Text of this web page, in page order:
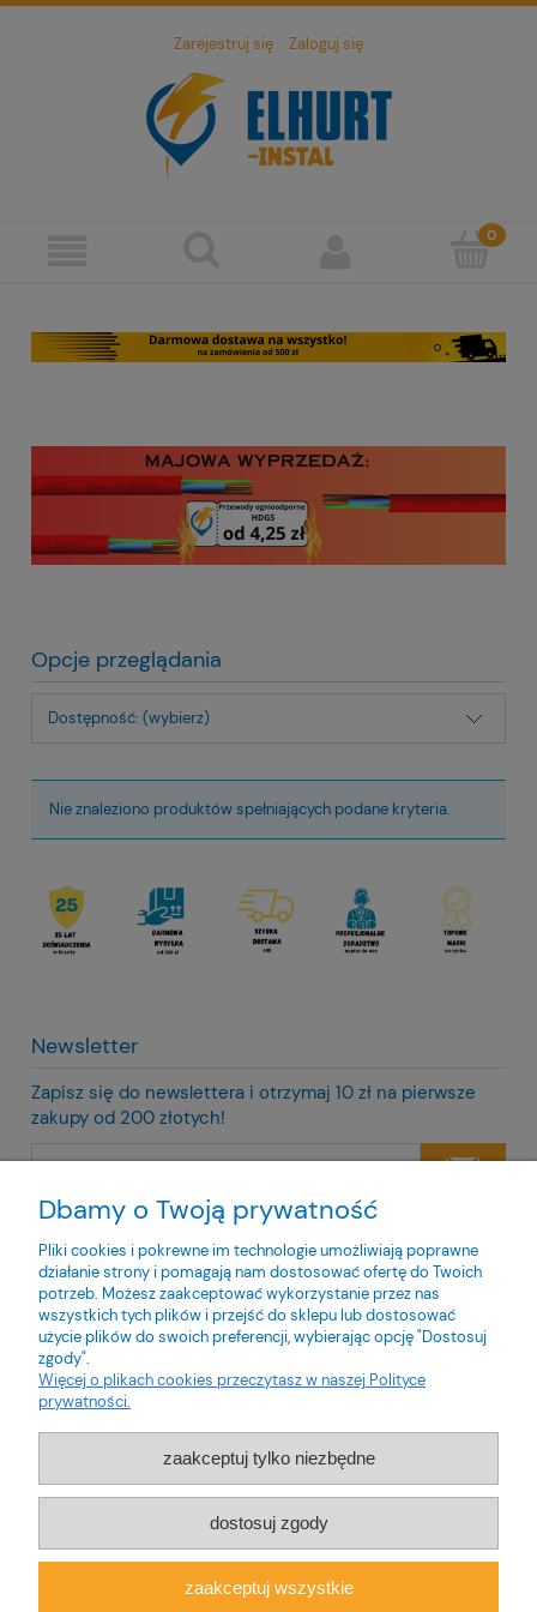
Zarejestruj się Zaloguj się
Opcje przeglądania
Dostępność: (wybierz)
Nie znaleziono produktów spełniających podane kryteria.
Newsletter
Zapisz się do newslettera i otrzymaj 10 zł na pierwsze
zakupy od 200 złotych!
Twoje dane będą przetwarzane zgodnie z nasząpolityką
prywatności
Pomoc
Moje konto
Dbamy o Twoją prywatność
Pliki cookies i pokrewne im technologie umożliwiają poprawne
działanie strony i pomagają nam dostosować ofertę do Twoich
potrzeb. Możesz zaakceptować wykorzystanie przez nas
wszystkich tych plików i przejść do sklepu lub dostosować
użycie plików do swoich preferencji, wybierając opcję "Dostosuj
zgody".
Więcej o plikach cookies przeczytasz w naszej Polityce
prywatności.
zaakceptuj tylko niezbędne
dostosuj zgody
zaakceptuj wszystkie